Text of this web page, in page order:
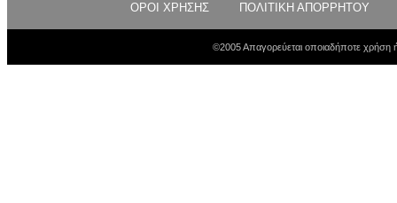
ΟΡΟΙ ΧΡΗΣΗΣ ΠΟΛΙΤΙΚΗ ΑΠΟΡΡΗΤΟΥ
©2005 Απαγορεύεται οποιαδήποτε χρήση